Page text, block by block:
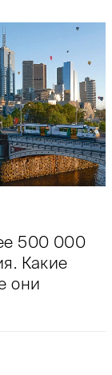
500 000
Какие
они